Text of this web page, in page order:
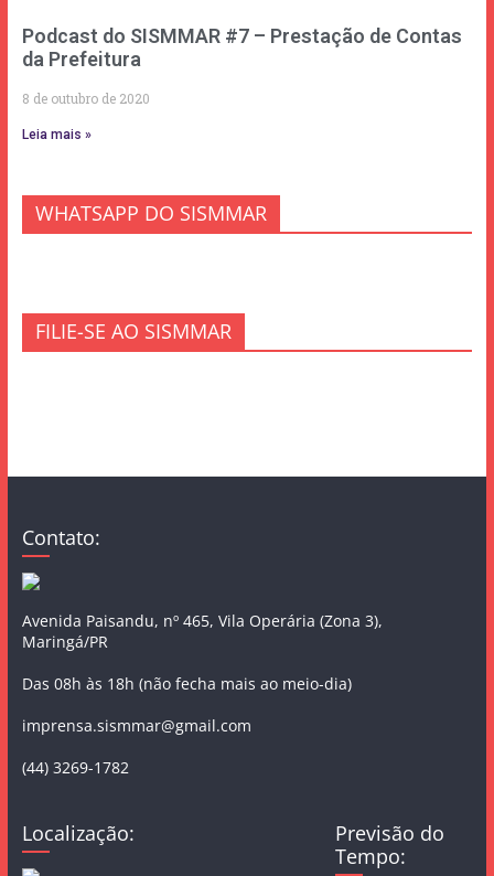
Podcast do SISMMAR #7 – Prestação de Contas
da Prefeitura
8 de outubro de 2020
Leia mais »
WHATSAPP DO SISMMAR
FILIE-SE AO SISMMAR
Contato:
Avenida Paisandu, nº 465, Vila Operária (Zona 3),
Maringá/PR
Das 08h às 18h (não fecha mais ao meio-dia)
imprensa.sismmar@gmail.com
(44) 3269-1782
Localização:
Previsão do
Tempo: